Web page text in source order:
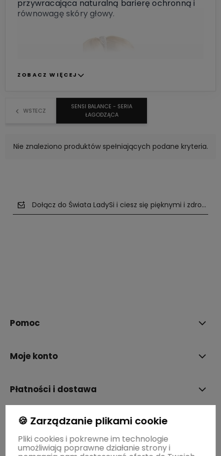
przywracająca naturalną barierę ochronną i
równowagę skóry głowy.
ZOBACZ WIĘCEJ
WSTECZ
SENSI BALANCE - SERIA
ŁAGODZĄCA
Nie znaleziono produktów spełniających podane kryteria.
Dołącz do Świata LadySi i ciesz się pięknymi i
Pomoc
Moje konto
Płatności i dostawa
Informacje
🍪 Zarządzanie plikami cookie
Pliki cookies i pokrewne im technologie
umożliwiają poprawne działanie strony i